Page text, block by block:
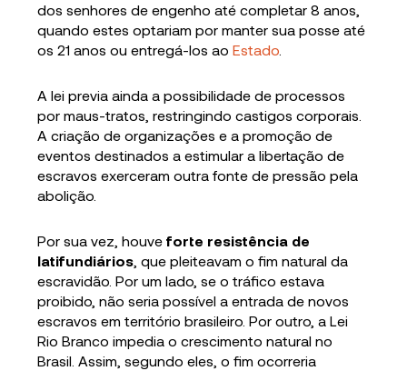
dos senhores de engenho até completar 8 anos,
quando estes optariam por manter sua posse até
os 21 anos ou entregá-los aoEstado
A lei previa ainda a possibilidade de processos
por maus-tratos, restringindo castigos corporais.
A criação de organizações e a promoção de
eventos destinados a estimular a libertação de
escravos exerceram outra fonte de pressão pela
abolição.
Por sua vez, houveforte resistência de
latifundiários , que pleiteavam o fim natural da
escravidão. Por um lado, se o tráfico estava
proibido, não seria possível a entrada de novos
escravos em território brasileiro. Por outro, a Lei
Rio Branco impedia o crescimento natural no
Brasil. Assim, segundo eles, o fim ocorreria